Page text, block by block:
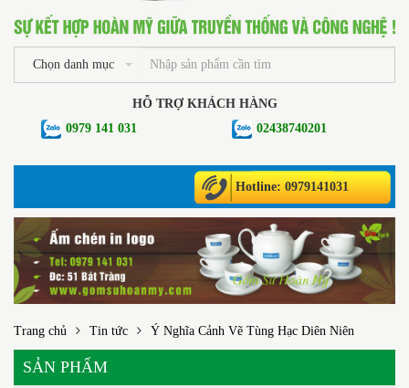
Chọn danh mục
HỖ TRỢ KHÁCH HÀNG
0979 141 031
02438740201
Hotline: 0979141031
Trang chủ Tin tức Ý Nghĩa Cảnh Vẽ Tùng Hạc Diên Niên
SẢN PHẨM